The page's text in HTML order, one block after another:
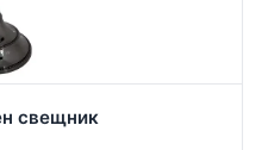
свещник